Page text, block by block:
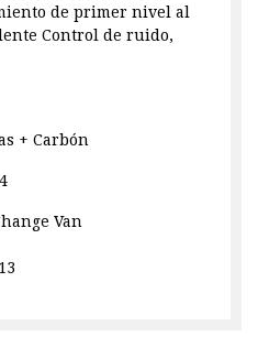
de primer nivel al
Control de ruido,
+ Carbón
Van